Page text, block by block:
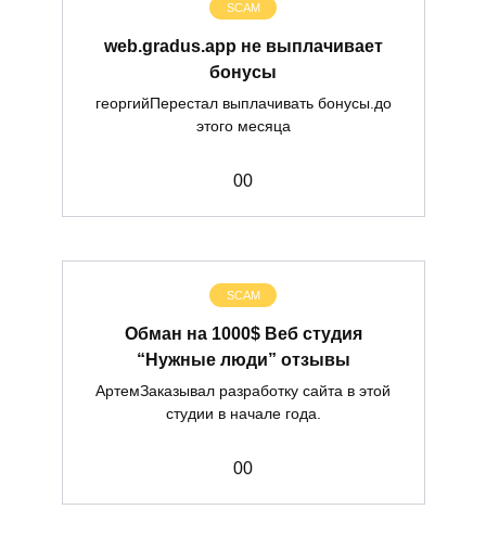
SCAM
web.gradus.app не выплачивает
бонусы
георгийПерестал выплачивать бонусы.до
этого месяца
00
SCAM
Обман на 1000$ Веб студия
“Нужные люди” отзывы
АртемЗаказывал разработку сайта в этой
студии в начале года.
00